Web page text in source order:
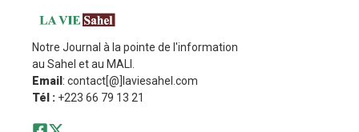
Notre Journal à la pointe de l'information
au Sahel et au MALI.
Email : contact[@]laviesahel.com
Tél : +223 66 79 13 21